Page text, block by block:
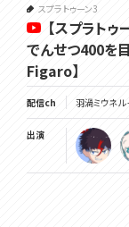
スプラトゥーン3
【スプラト
でんせつ400を
Figaro】
配信ch 羽渦ミウネ
出演